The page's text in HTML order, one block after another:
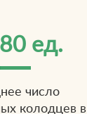
ед.
число
колодцев в